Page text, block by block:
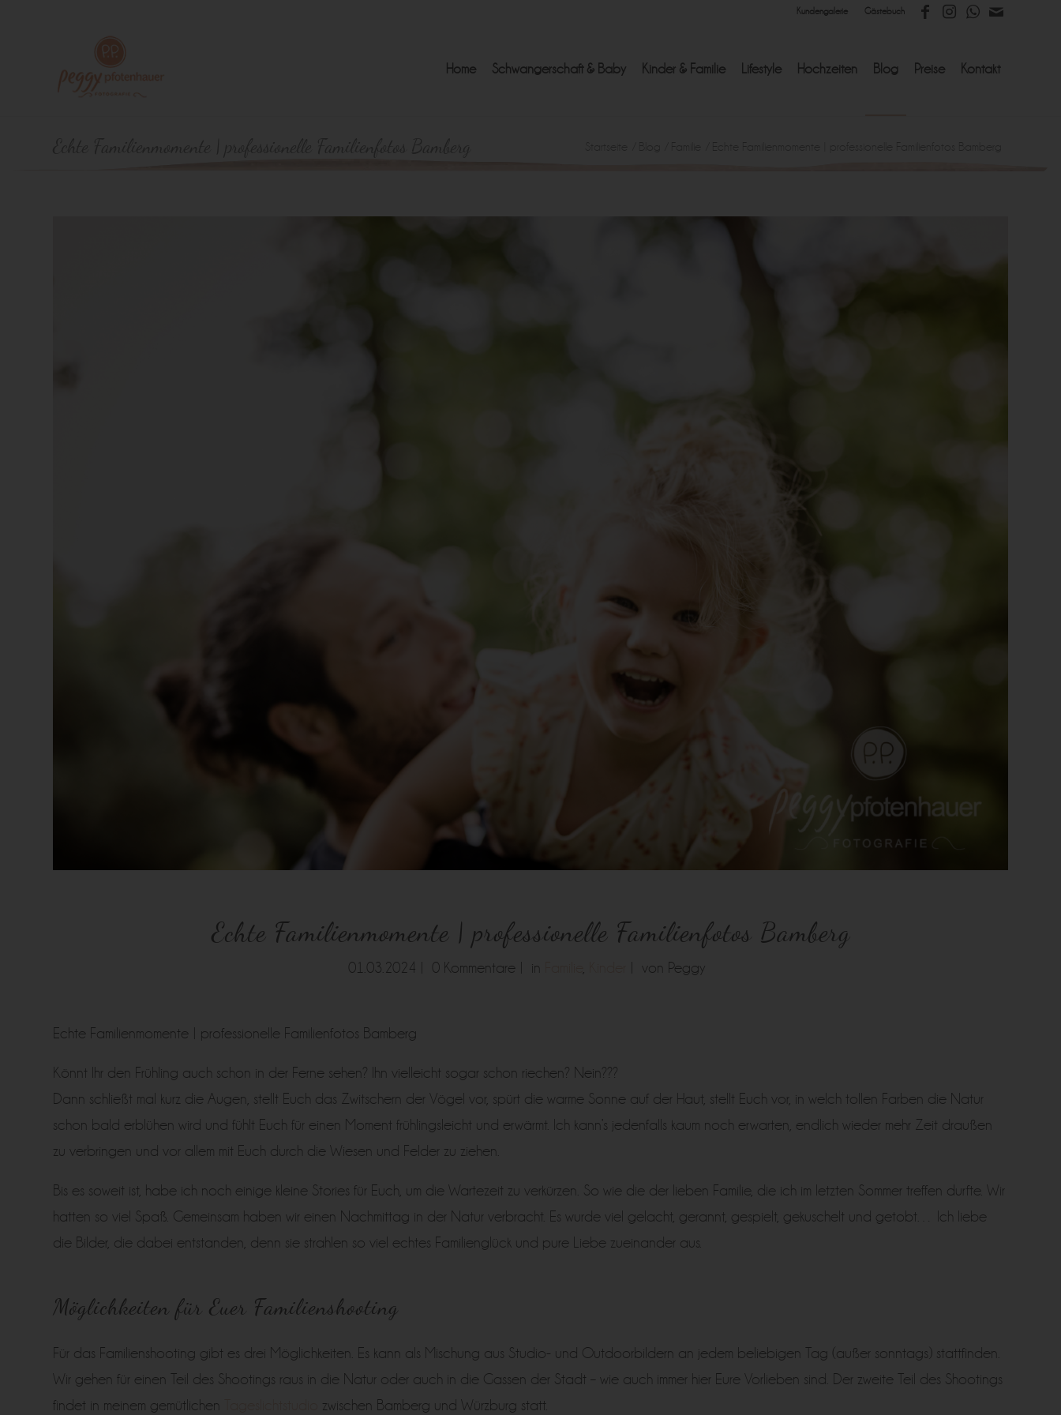
Kundengalerie Gästebuch
Home Schwangerschaft & Baby Kinder & Familie Lifestyle Hochzeiten Blog Preise Kontakt
Echte Familienmomente | professionelle Familienfotos Bamberg
01.03.2024 | 0 Kommentare | in , von Peggy
Echte Familienmomente | professionelle Familienfotos Bamberg
Könnt Ihr den Frühling auch schon in der Ferne sehen? Ihn vielleicht sogar schon riechen? Nein???
Dann schließt mal kurz die Augen, stellt Euch das Zwitschern der Vögel vor, spürt die warme Sonne auf der Haut, stellt Euch vor, in welch tollen Farben die Natur
schon bald erblühen wird und fühlt Euch für einen Moment frühlingsleicht und erwärmt. Ich kann’s jedenfalls kaum noch erwarten, endlich wieder mehr Zeit draußen
zu verbringen und vor allem mit Euch durch die Wiesen und Felder zu ziehen.
Bis es soweit ist, habe ich noch einige kleine Stories für Euch, um die Wartezeit zu verkürzen. So wie die der lieben Familie, die ich im letzten Sommer treffen durfte. Wir
hatten so viel Spaß. Gemeinsam haben wir einen Nachmittag in der Natur verbracht. Es wurde viel gelacht, gerannt, gespielt, gekuschelt und getobt… Ich liebe
die Bilder, die dabei entstanden, denn sie strahlen so viel echtes Familienglück und pure Liebe zueinander aus.
Möglichkeiten für Euer Familienshooting
Für das Familienshooting gibt es drei Möglichkeiten. Es kann als Mischung aus Studio- und Outdoorbildern an jedem beliebigen Tag (außer sonntags) stattfinden.
Wir gehen für einen Teil des Shootings raus in die Natur oder auch in die Gassen der Stadt – wie auch immer hier Eure Vorlieben sind. Der zweite Teil des Shootings
findet in meinem gemütlichen
zwischen Bamberg und Würzburg statt.